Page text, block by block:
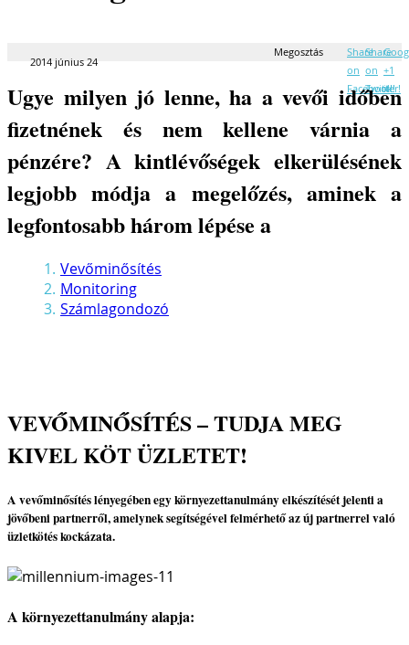
2014 június 24
Megosztás
Share
on
Facebook!
Share
on
Twitter!
+1
it!
Ugye milyen jó lenne, ha a vevői időben
fizetnének és nem kellene várnia a
pénzére? A kintlévőségek elkerülésének
legjobb módja a megelőzés, aminek a
legfontosabb három lépése a
Vevőminősítés
Monitoring
Számlagondozó
VEVŐMINŐSÍTÉS – TUDJA MEG
KIVEL KÖT ÜZLETET!
A vevőminősítés lényegében egy környezettanulmány elkészítését jelenti a
jövőbeni partnerről, amelynek segítségével felmérhető az új partnerrel való
üzletkötés kockázata.
A környezettanulmány alapja: